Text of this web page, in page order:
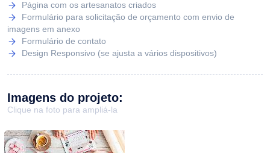
Página com os artesanatos criados
Formulário para solicitação de orçamento com envio de
imagens em anexo
Formulário de contato
Design Responsivo (se ajusta a vários dispositivos)
Imagens do projeto:
Clique na foto para ampliá-la